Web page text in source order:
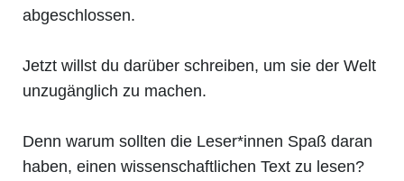
abgeschlossen.
Jetzt willst du darüber schreiben, um sie der Welt
unzugänglich zu machen.
Denn warum sollten die Leser*innen Spaß daran
haben, einen wissenschaftlichen Text zu lesen?